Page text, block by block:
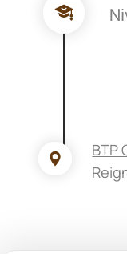
BTP